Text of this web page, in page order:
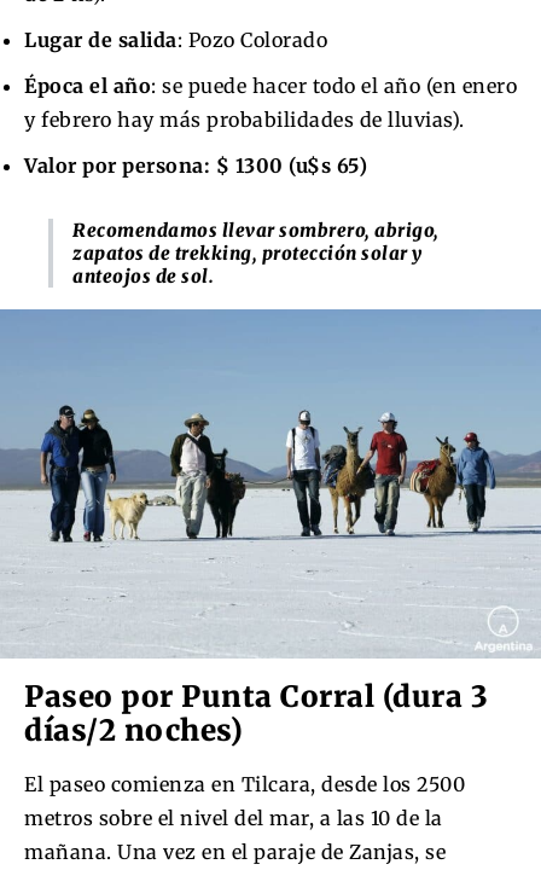
Lugar de salida: Pozo Colorado
Época el año: se puede hacer todo el año (en enero
y febrero hay más probabilidades de lluvias).
Valor por persona: $ 1300 (u$s 65)
Recomendamos llevar sombrero, abrigo,
zapatos de trekking, protección solar y
anteojos de sol.
Paseo por Punta Corral (dura 3
días/2 noches)
El paseo comienza en Tilcara, desde los 2500
metros sobre el nivel del mar, a las 10 de la
mañana. Una vez en el paraje de Zanjas, se